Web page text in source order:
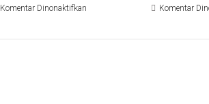
Komentar Dinonaktifkan
Komentar